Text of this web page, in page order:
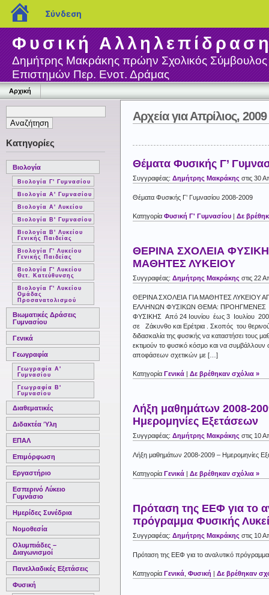
Φυσική
Δημήτρης Μακράκης πρώην Σχολικός
Επιστημών Περ. Ενοτ. Δράμας
Αρχική
Κατηγορίες
Βιολογία
Βιολογία Γ' Γυμνασίου
Βιολογία Α' Γυμνασίου
Βιολογία Α' Λυκείου
Βιολογία Β' Γυμνασίου
Βιολογία Β' Λυκείου
Γενικής Παιδείας
Βιολογία Γ' Λυκείου
Γενικής Παιδείας
Βιολογία Γ' Λυκείου
Θετ. Κατεύθυνσης
Βιολογία Γ' Λυκείου
Ομάδας
Προσανατολισμού
Βιωματικές Δράσεις
Γυμνασίου
Γενικά
Γεωγραφία
Γεωγραφία Α'
Γυμνασίου
Γεωγραφία Β'
Γυμνασίου
Διαθεματικές
Διδακτέα Ύλη
ΕΠΑΛ
Επιμόρφωση
Εργαστήριο
Εσπερινό Λύκειο
Γυμνάσιο
Ημερίδες Συνέδρια
Νομοθεσία
Ολυμπιάδες –
Διαγωνισμοί
Πανελλαδικές Εξετάσεις
Φυσική
Αρχεία για Απρίλιος, 2009
Θέματα Φυσικής Γ’
Συγγραφέας: Δημήτρης Μακράκης στις 30
Θέματα Φυσικής Γ’ Γυμνασίου 2008-2009
Κατηγορία Φυσική Γ' Γυμνασίου | Δε
ΘΕΡΙΝΑ ΣΧΟΛΕΙΑ
ΜΑΘΗΤΕΣ ΛΥΚΕΙΟΥ
Συγγραφέας: Δημήτρης Μακράκης στις 22
ΘΕΡΙΝΑ ΣΧΟΛΕΙΑ ΓΙΑ ΜΑΘΗΤΕΣ ΛΥΚΕΙΟΥ
ΕΛΛΗΝΩΝ ΦΥΣΙΚΩΝ ΘΕΜΑ:
ΦΥΣΙΚΗΣ Aπό 24 Ιουνίου έως 3 Ιουλίου
σε Ζάκυνθο και Ερέτρια . Σκοπός του θερινού
διδασκαλία της φυσικής να καταστήσει τους
εκτιμούν το φυσικό κόσμο και να συμβάλλουν
αποφάσεων σχετικών με […]
Κατηγορία Γενικά | Δε βρέθηκαν σχόλια »
Λήξη μαθημάτων 2008-
Ημερομηνίες Εξετάσεων
Συγγραφέας: Δημήτρης Μακράκης στις 10
Λήξη μαθημάτων 2008-2009 – Ημερομηνίες
Κατηγορία Γενικά | Δε βρέθηκαν σχόλια »
Πρόταση της ΕΕΦ για το
πρόγραμμα Φυσικής
Συγγραφέας: Δημήτρης Μακράκης στις 10
Πρόταση της ΕΕΦ για το αναλυτικό
Κατηγορία Γενικά Φυσική | Δε βρέθηκαν
blogs.sch.gr
Σύνδεση